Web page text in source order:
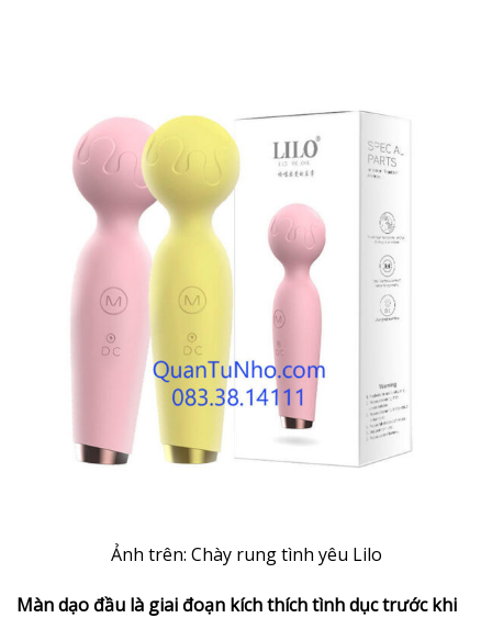
Ảnh trên: Chày rung tình yêu Lilo
Màn dạo đầu là giai đoạn kích thích tình dục trước khi